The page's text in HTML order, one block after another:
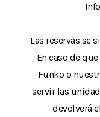
Las reservas se
En caso de
Funko o
servir las
devolverá